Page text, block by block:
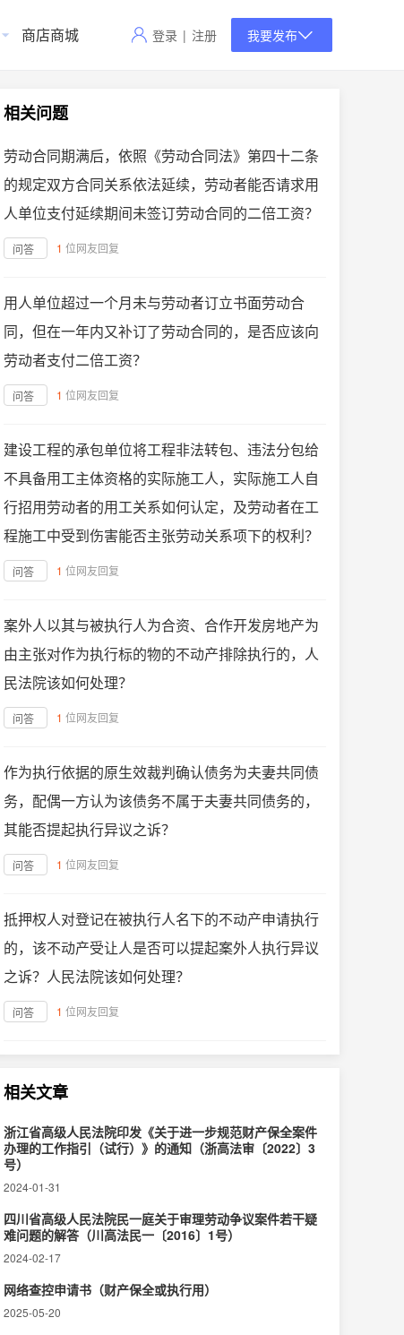
商店商城 登录 | 注册 我要发布
相关问题
劳动合同期满后，依照《劳动合同法》第四十二条
的规定双方合同关系依法延续，劳动者能否请求用
人单位支付延续期间未签订劳动合同的二倍工资？
问答 1 位网友回复
用人单位超过一个月未与劳动者订立书面劳动合
同，但在一年内又补订了劳动合同的，是否应该向
劳动者支付二倍工资？
问答 1 位网友回复
建设工程的承包单位将工程非法转包、违法分包给
不具备用工主体资格的实际施工人，实际施工人自
行招用劳动者的用工关系如何认定，及劳动者在工
程施工中受到伤害能否主张劳动关系项下的权利？
问答 1 位网友回复
案外人以其与被执行人为合资、合作开发房地产为
由主张对作为执行标的物的不动产排除执行的，人
民法院该如何处理？
问答 1 位网友回复
作为执行依据的原生效裁判确认债务为夫妻共同债
务，配偶一方认为该债务不属于夫妻共同债务的，
其能否提起执行异议之诉？
问答 1 位网友回复
抵押权人对登记在被执行人名下的不动产申请执行
的，该不动产受让人是否可以提起案外人执行异议
之诉？人民法院该如何处理？
问答 1 位网友回复
相关文章
浙江省高级人民法院印发《关于进一步规范财产保全案件
办理的工作指引（试行）》的通知（浙高法审〔2022〕3
号）
2024-01-31
四川省高级人民法院民一庭关于审理劳动争议案件若干疑
难问题的解答（川高法民一〔2016〕1号）
2024-02-17
网络查控申请书（财产保全或执行用）
2025-05-20